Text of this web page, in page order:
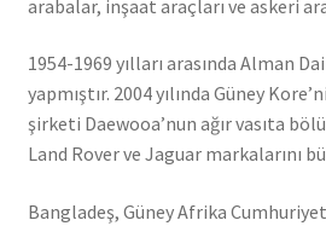
arabalar, inşaat araçları ve askeri
1954-1969 yılları arasında Alman
yapmıştır. 2004 yılında Güney
şirketi Daewooa’nun ağır vasıta
Land Rover ve Jaguar markalarını
Bangladeş, Güney Afrika